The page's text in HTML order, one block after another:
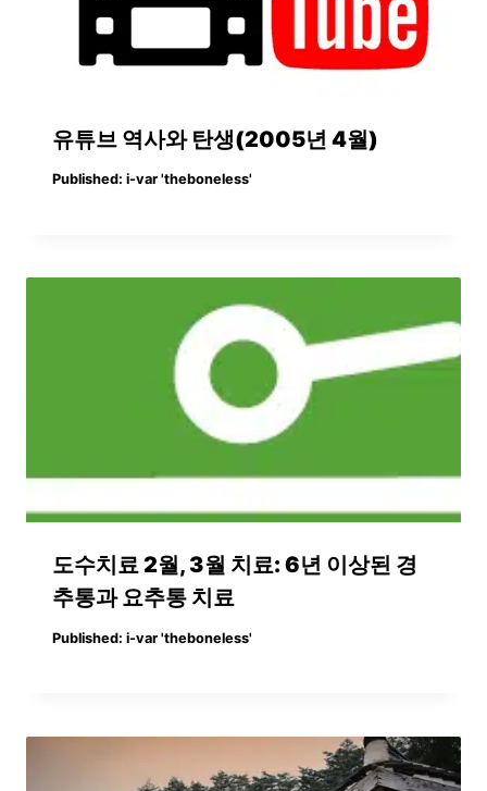
유튜브 역사와 탄생(2005년 4월)
Published: i-var 'theboneless'
도수치료 2월, 3월 치료: 6년 이상된 경
추통과 요추통 치료
Published: i-var 'theboneless'